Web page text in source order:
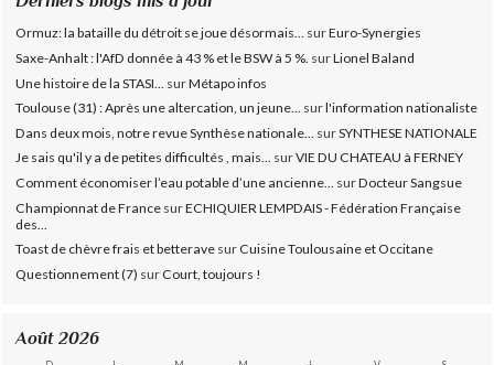
Ormuz: la bataille du détroit se joue désormais... surEuro-Synergies
Saxe-Anhalt : l'AfD donnée à 43 % et le BSW à 5 %. surLionel Baland
Une histoire de la STASI...
surMétapo infos
Toulouse (31) : Après une altercation, un jeune... surl'information nationaliste
Dans deux mois, notre revue Synthèse nationale...
surSYNTHESE NATIONALE
Je sais qu'il y a de petites difficultés , mais... surVIE DU CHATEAU à FERNEY
Comment économiser l’eau potable d’une ancienne...
surDocteur Sangsue
Championnat de France surECHIQUIER LEMPDAIS - Fédération Française
des...
Toast de chèvre frais et betterave surCuisine Toulousaine et Occitane
Questionnement (7) surCourt, toujours !
Août 2026